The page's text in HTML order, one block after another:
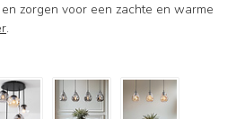
zorgen voor een zachte en warme
.